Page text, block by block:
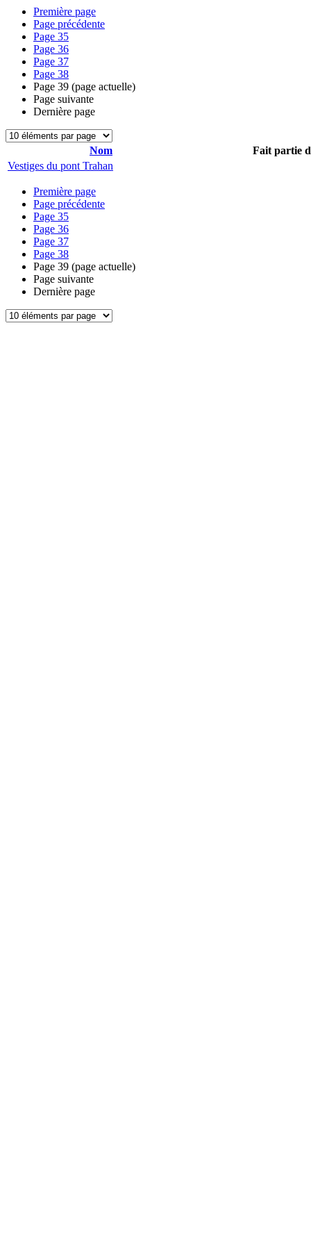
Première page
Page précédente
Page 35
Page 36
Page 37
Page 38
Page 39 (page actuelle)
Page suivante
Dernière page
Nom
Fait partie
Vestiges du pont Trahan
Première page
Page précédente
Page 35
Page 36
Page 37
Page 38
Page 39 (page actuelle)
Page suivante
Dernière page